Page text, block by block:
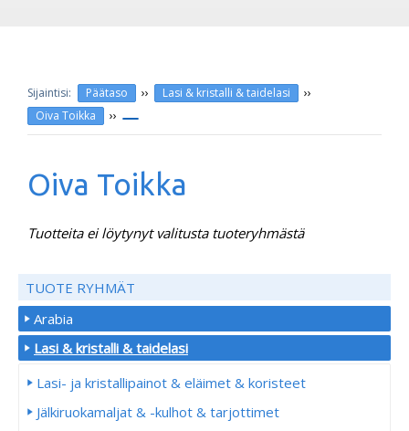
Päätaso ›› Lasi & kristalli & taidelasi ››
Oiva Toikka ››
Oiva Toikka
Tuotteita ei löytynyt valitusta tuoteryhmästä
TUOTE RYHMÄT
Arabia
Lasi & kristalli & taidelasi
Lasi- ja kristallipainot & eläimet & koristeet
Jälkiruokamaljat & -kulhot & tarjottimet